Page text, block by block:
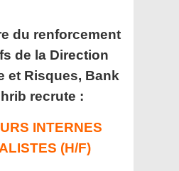
du renforcement
de la Direction
et Risques, Bank
recrute :
INTERNES
(H/F)